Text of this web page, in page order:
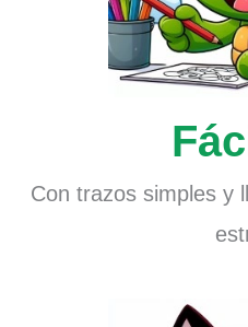
Con trazos simples y